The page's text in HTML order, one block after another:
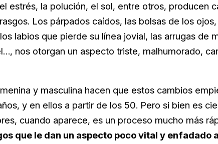
estrés, la polución, el sol, entre otros, producen
Los párpados caídos, las bolsas de los
labios que pierde su línea jovial, las arrugas de
nos otorgan un aspecto triste, malhumorado,
y masculina hacen que estos cambios
y en ellos a partir de los 50. Pero si bien es
cuando aparece, es un proceso mucho más
que le dan un aspecto poco vital y enfadado